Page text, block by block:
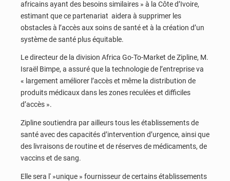
africains ayant des besoins similaires » à la Côte d’Ivoire,
estimant que ce partenariat aidera à supprimer les
obstacles à l’accès aux soins de santé et à la création d’un
système de santé plus équitable.
Le directeur de la division Africa Go-To-Market de Zipline, M.
Israël Bimpe, a assuré que la technologie de l’entreprise va
« largement améliorer l’accès et même la distribution de
produits médicaux dans les zones reculées et difficiles
d’accès ».
Zipline soutiendra par ailleurs tous les établissements de
santé avec des capacités d’intervention d’urgence, ainsi que
des livraisons de routine et de réserves de médicaments, de
vaccins et de sang.
Elle sera l' »unique » fournisseur de certains établissements